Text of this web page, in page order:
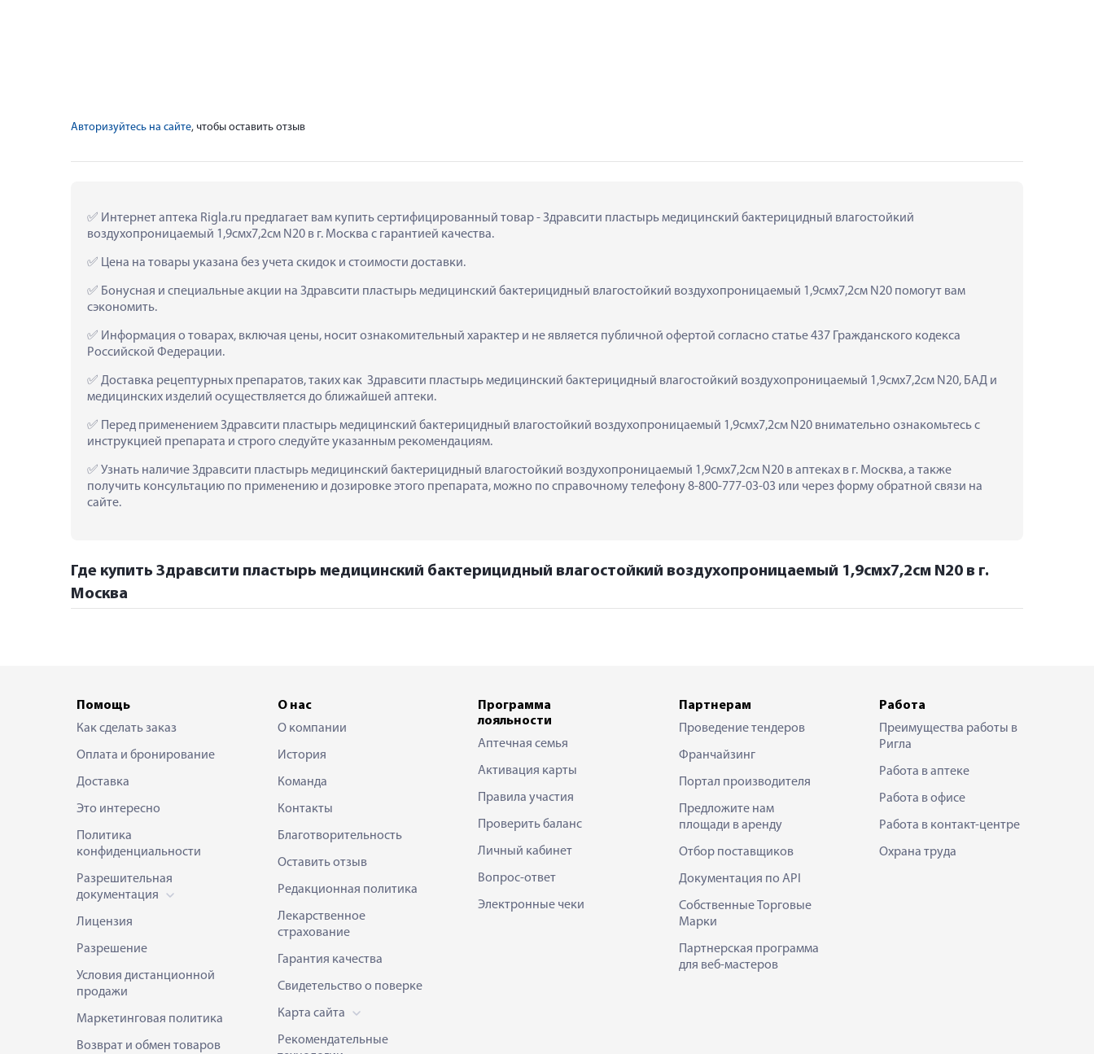
Авторизуйтесь на сайте, чтобы оставить отзыв
Интернет аптека Rigla.ru предлагает вам купить сертифицированный товар - Здравсити пластырь медицинский бактерицидный влагостойкий
воздухопроницаемый 1,9смх7,2см N20 в г. Москва с гарантией качества.
Цена на товары указана без учета скидок и стоимости доставки.
Бонусная и специальные акции на Здравсити пластырь медицинский бактерицидный влагостойкий воздухопроницаемый 1,9смх7,2см N20 помогут вам
сэкономить.
Информация о товарах, включая цены, носит ознакомительный характер и не является публичной офертой согласно статье 437 Гражданского кодекса
Российской Федерации.
Доставка рецептурных препаратов, таких как  Здравсити пластырь медицинский бактерицидный влагостойкий воздухопроницаемый 1,9смх7,2см N20, БАД и
медицинских изделий осуществляется до ближайшей аптеки.
Перед применением Здравсити пластырь медицинский бактерицидный влагостойкий воздухопроницаемый 1,9смх7,2см N20 внимательно ознакомьтесь с
инструкцией препарата и строго следуйте указанным рекомендациям.
Узнать наличие Здравсити пластырь медицинский бактерицидный влагостойкий воздухопроницаемый 1,9смх7,2см N20 в аптеках в г. Москва, а также
получить консультацию по применению и дозировке этого препарата, можно по справочному телефону 8-800-777-03-03 или через форму обратной связи на
сайте.
Где купить Здравсити пластырь медицинский бактерицидный влагостойкий воздухопроницаемый 1,9смх7,2см N20 в г.
Москва
Помощь
Как сделать заказ
Оплата и бронирование
Доставка
Это интересно
Политика
конфиденциальности
Разрешительная
документация
Лицензия
Разрешение
Условия дистанционной
продажи
Маркетинговая политика
Возврат и обмен товаров
О нас
О компании
История
Команда
Контакты
Благотворительность
Оставить отзыв
Редакционная политика
Лекарственное
страхование
Гарантия качества
Свидетельство о поверке
Карта сайта
Рекомендательные
Программа
лояльности
Аптечная семья
Активация карты
Правила участия
Проверить баланс
Личный кабинет
Вопрос-ответ
Электронные чеки
Партнерам
Проведение тендеров
Франчайзинг
Портал производителя
Предложите нам
площади в аренду
Отбор поставщиков
Документация по API
Собственные Торговые
Марки
Партнерская программа
для веб-мастеров
Работа
Преимущества работы в
Ригла
Работа в аптеке
Работа в офисе
Работа в контакт-центре
Охрана труда